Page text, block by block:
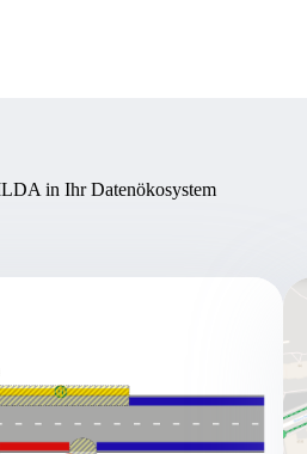
in Ihr Datenökosystem